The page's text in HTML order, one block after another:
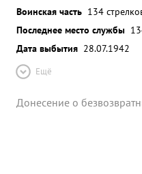
Воинская часть 134
Последнее место службы
Дата выбытия 28.07.1942
Ещё
Донесение о